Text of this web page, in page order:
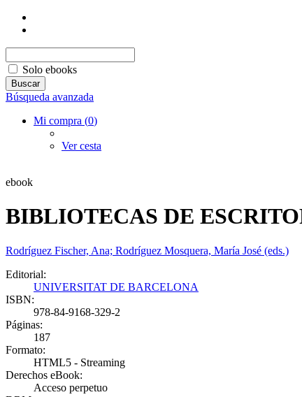
Solo ebooks
Búsqueda avanzada
Mi compra (0)
Ver cesta
ebook
BIBLIOTECAS DE
Rodríguez Fischer, Ana; Rodríguez Mosquera, María José (eds.)
Editorial:
UNIVERSITAT DE BARCELONA
ISBN:
978-84-9168-329-2
Páginas:
187
Formato:
HTML5 - Streaming
Derechos eBook:
Acceso perpetuo